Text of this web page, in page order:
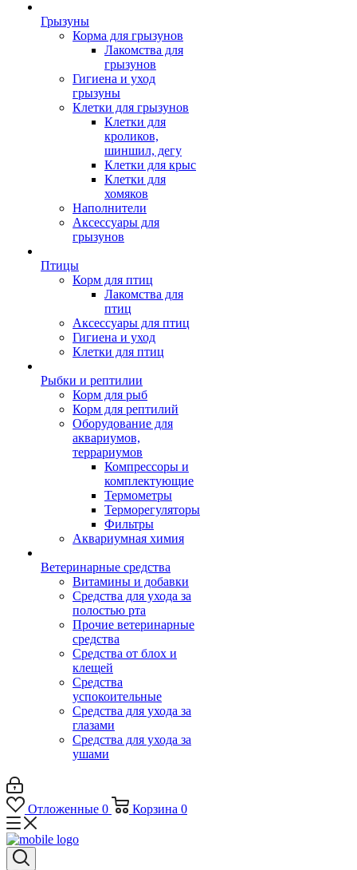
Грызуны
Корма для грызунов
Лакомства для
грызунов
Гигиена и уход
грызуны
Клетки для грызунов
Клетки для
кроликов,
шиншил, дегу
Клетки для крыс
Клетки для
хомяков
Наполнители
Аксессуары для
грызунов
Птицы
Корм для птиц
Лакомства для
птиц
Аксессуары для птиц
Гигиена и уход
Клетки для птиц
Рыбки и рептилии
Корм для рыб
Корм для рептилий
Оборудование для
аквариумов,
террариумов
Компрессоры и
комплектующие
Термометры
Терморегуляторы
Фильтры
Аквариумная химия
Ветеринарные средства
Витамины и добавки
Средства для ухода за
полостью рта
Прочие ветеринарные
средства
Средства от блох и
клещей
Средства
успокоительные
Средства для ухода за
глазами
Средства для ухода за
ушами
Отложенные 0 Корзина 0